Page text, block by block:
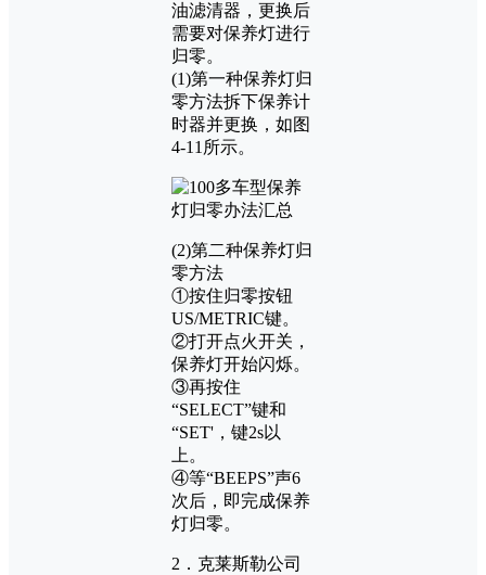
油滤清器，更换后
需要对保养灯进行
归零。
(1)第一种保养灯归
零方法拆下保养计
时器并更换，如图
4-11所示。
(2)第二种保养灯归
零方法
①按住归零按钮
US/METRIC键。
②打开点火开关，
保养灯开始闪烁。
③再按住
“SELECT”键和
“SET'，键2s以
上。
④等“BEEPS”声6
次后，即完成保养
灯归零。
2．克莱斯勒公司